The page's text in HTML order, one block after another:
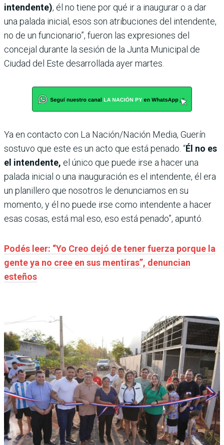
intendente), él no tiene por qué ir a inaugurar o a dar
una palada inicial, esos son atribuciones del intendente,
no de un funcionario”, fueron las expresiones del
concejal durante la sesión de la Junta Municipal de
Ciudad del Este desarrollada ayer martes.
Ya en contacto con La Nación/Nación Media, Guerín
sostuvo que este es un acto que está penado. “Él no es
el intendente, el único que puede irse a hacer una
palada inicial o una inauguración es el intendente, él era
un planillero que nosotros le denunciamos en su
momento, y él no puede irse como intendente a hacer
esas cosas, está mal eso, eso está penado”, apuntó.
Podés leer: “Yo Creo dejó de tener fuerza porque la
gente ya no cree en sus mentiras”, denuncian
esteños